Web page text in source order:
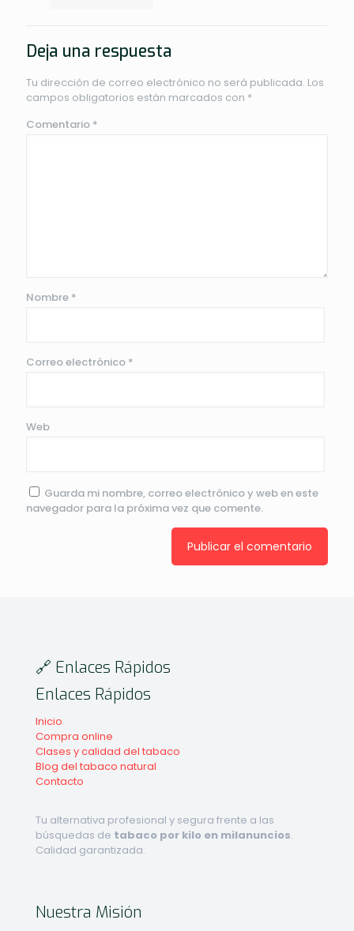
Deja una respuesta
Tu dirección de correo electrónico no será publicada. Los
campos obligatorios están marcados con *
Comentario *
Nombre *
Correo electrónico *
Web
Guarda mi nombre, correo electrónico y web en este
navegador para la próxima vez que comente.
🔗 Enlaces Rápidos
Enlaces Rápidos
Inicio
Compra online
Clases y calidad del tabaco
Blog del tabaco natural
Contacto
Tu alternativa profesional y segura frente a las
búsquedas de tabaco por kilo en milanuncios.
Calidad garantizada.
Nuestra Misión